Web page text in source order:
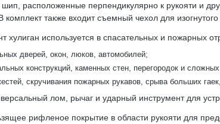
расположенные перпендикулярно к рукояти и
также входит съемный чехол для изогнутого
хулиган используется в спасательных и пожарных
дверей, окон, люков, автомобилей;
конструкций, каменных стен, перегородок и
скручивания пожарных рукавов, срыва больших
лом, рычаг и ударный инструмент для
рифленое покрытие в области рукояти для